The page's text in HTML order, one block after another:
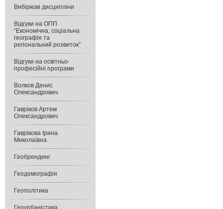
Вибіркові дисципліни
Відгуки на ОПП
“Економічна, соціальна
географія та
регіональний розвиток”
Відгуки на освітньо-
професійні програми
Волков Денис
Олександрович
Гавріков Артем
Олександрович
Гаврікова Ірина
Миколаївна
Геобрендинг
Геодемографія
Геополітика
Геоурбаністика